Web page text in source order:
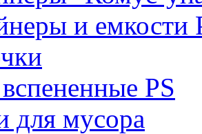
и емкости
PS
мусора